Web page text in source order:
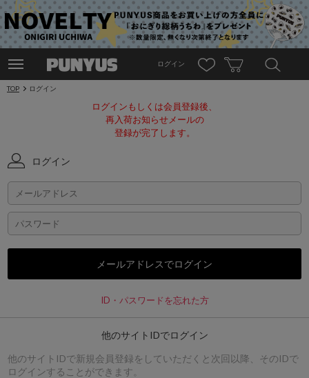
ログイン
TOP ログイン
ログインもしくは会員登録後、
再入荷お知らせメールの
登録が完了します。
ログイン
ID・パスワードを忘れた方
他のサイトIDでログイン
他のサイトIDで新規会員登録をしていただくと次回以降、そのIDで
ログインすることができます。